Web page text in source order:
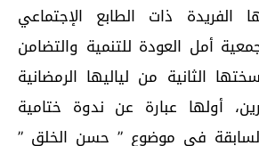
ذات الطابع الإجتماعي
أمل العودة للتنمية والتضامن
الثانية من لياليها الرمضانية
أولها عبارة عن ندوة ختامية
في موضوع ” حسن الخلق ”